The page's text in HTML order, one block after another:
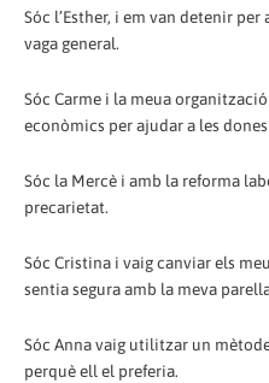
Sóc l’Esther, i em van detenir
vaga general.
Sóc Carme i la meua
econòmics per ajudar a les
Sóc la Mercè i amb la reforma
precarietat.
Sóc Cristina i vaig canviar els
sentia segura amb la meva
Sóc Anna vaig utilitzar un
perquè ell el preferia.